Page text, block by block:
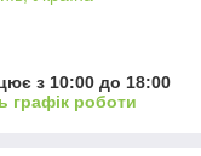
з 10:00 до 18:00
графік роботи